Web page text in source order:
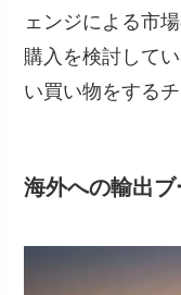
ェンジによる市
購入を検討して
い買い物をする
海外への輸出